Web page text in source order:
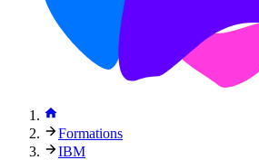
Formations
IBM